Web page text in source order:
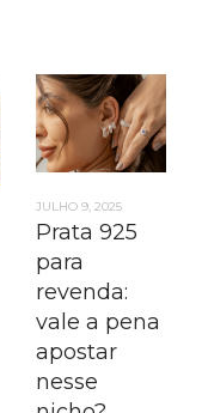
JULHO 9, 2025
Prata 925
para
revenda:
vale a pena
apostar
nesse